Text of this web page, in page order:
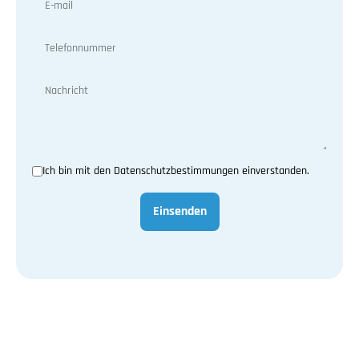
Ich bin mit den Datenschutzbestimmungen einverstanden.
Einsenden